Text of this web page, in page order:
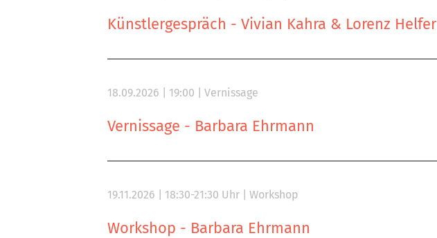
Künstlergespräch - Vivian Kahra & Lorenz Helfer
18.09.2026 | 19:00 | Vernissage
Vernissage - Barbara Ehrmann
19.11.2026 | 18:30-21:30 Uhr | Workshop
Workshop - Barbara Ehrmann